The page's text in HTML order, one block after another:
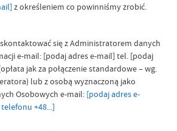
z określeniem co powinniśmy zrobić.
się z Administratorem danych
e-mail: [podaj adres e-mail] tel. [podaj
jak za połączenie standardowe – wg.
lub z osobą wyznaczoną jako
Osobowych e-mail: [podaj adres e-
+48...]